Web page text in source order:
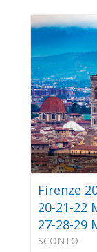
Firenze
20-21-22
27-28-29
SCONTO